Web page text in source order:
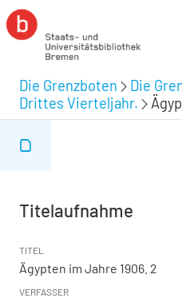
Die Grenzboten Die
Drittes Vierteljahr.
Titelaufnahme
TITEL
Ägypten im Jahre 1906. 2
VERFASSER